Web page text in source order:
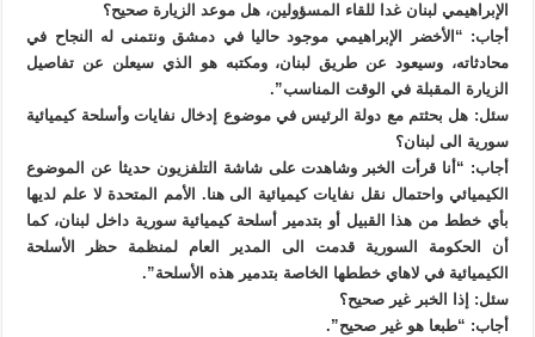
الإبراهيمي لبنان غدا للقاء المسؤولين، هل موعد الزيارة صحيح؟
أجاب: “الأخضر الإبراهيمي موجود حاليا في دمشق ونتمنى له النجاح في
محادثاته، وسيعود عن طريق لبنان، ومكتبه هو الذي سيعلن عن تفاصيل
الزيارة المقبلة في الوقت المناسب”.
سئل: هل بحثتم مع دولة الرئيس في موضوع إدخال نفايات وأسلحة كيميائية
سورية الى لبنان؟
أجاب: “أنا قرأت الخبر وشاهدت على شاشة التلفزيون حديثا عن الموضوع
الكيميائي واحتمال نقل نفايات كيميائية الى هنا. الأمم المتحدة لا علم لديها
بأي خطط من هذا القبيل أو بتدمير أسلحة كيميائية سورية داخل لبنان، كما
أن الحكومة السورية قدمت الى المدير العام لمنظمة حظر الأسلحة
الكيميائية في لاهاي خططها الخاصة بتدمير هذه الأسلحة”.
سئل: إذا الخبر غير صحيح؟
أجاب: “طبعا هو غير صحيح”.